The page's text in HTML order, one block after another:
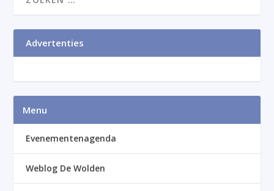
Advertenties
Menu
Evenementenagenda
Weblog De Wolden